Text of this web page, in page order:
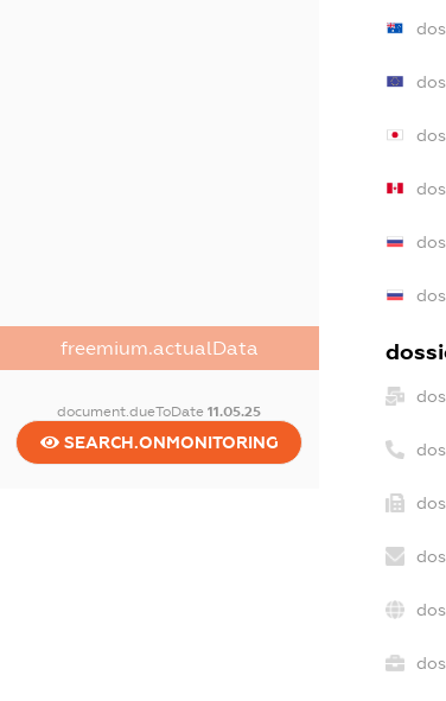
freemium.actualData
document.dueToDate11.05.25
SEARCH.ONMONITORING